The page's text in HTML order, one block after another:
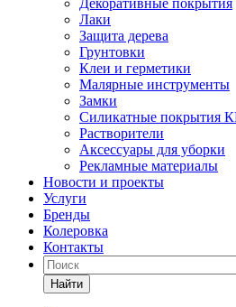
Декоративные покрытия
Лаки
Защита дерева
Грунтовки
Клеи и герметики
Малярные инструменты
Замки
Силикатные покрытия
Растворители
Аксессуары для уборки
Рекламные материалы
Новости и проекты
Услуги
Бренды
Колеровка
Контакты
Найти